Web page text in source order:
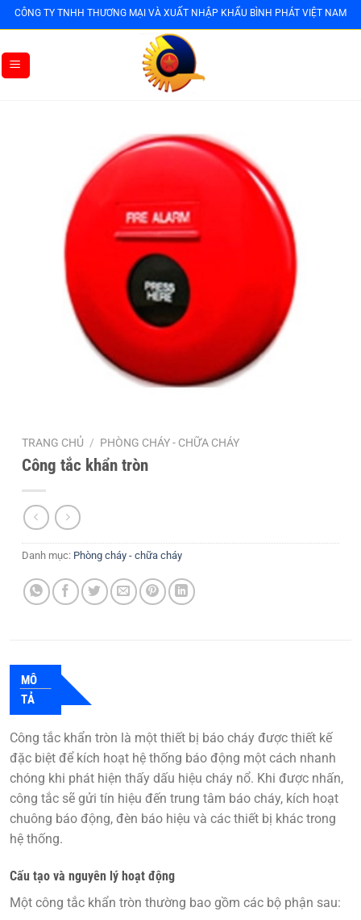
qua
nội
dung
CÔNG TY TNHH THƯƠNG MẠI VÀ XUẤT NHẬP KHẨU BÌNH PHÁT VIỆT NAM
TRANG CHỦ / PHÒNG CHÁY - CHỮA CHÁY
Công tắc khẩn tròn
Danh mục: Phòng cháy - chữa cháy
MÔ
TẢ
Công tắc khẩn tròn là một thiết bị báo cháy được thiết kế
đặc biệt để kích hoạt hệ thống báo động một cách nhanh
chóng khi phát hiện thấy dấu hiệu cháy nổ. Khi được nhấn,
công tắc sẽ gửi tín hiệu đến trung tâm báo cháy, kích hoạt
chuông báo động, đèn báo hiệu và các thiết bị khác trong
hệ thống.
Cấu tạo và nguyên lý hoạt động
Một công tắc khẩn tròn thường bao gồm các bộ phận sau: